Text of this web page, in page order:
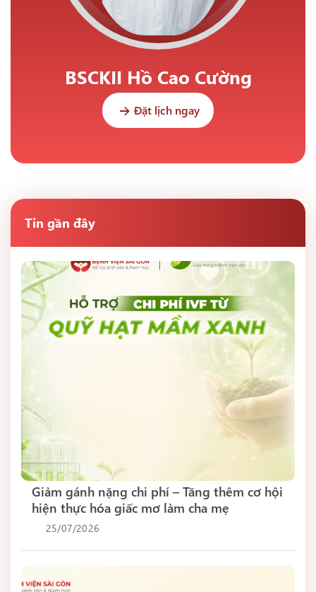
BSCKII Hồ Cao Cường
Đặt lịch ngay
Tin gần đây
Giảm gánh nặng chi phí – Tăng thêm cơ hội
hiện thực hóa giấc mơ làm cha mẹ
25/07/2026